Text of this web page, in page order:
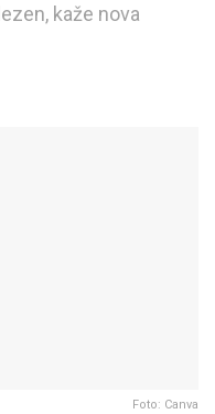
kaže nova
Foto: Canva